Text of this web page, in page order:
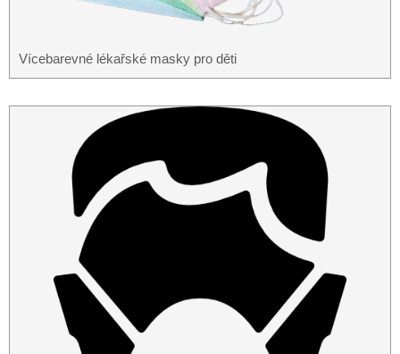
Vícebarevné lékařské masky pro děti